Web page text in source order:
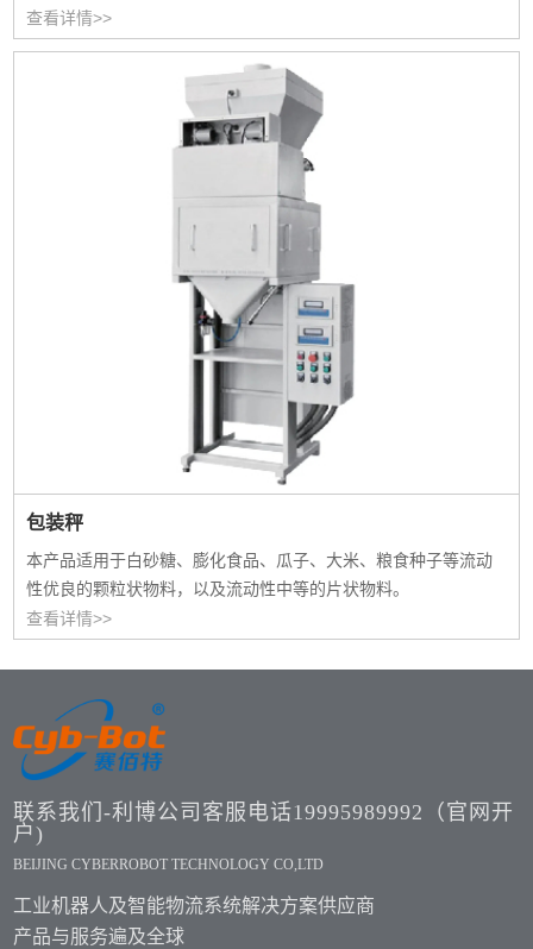
备搭载西门子 PLC 控制系统，操作简便，支持按需定制，助力食
查看详情>>
包装秤
本产品适用于白砂糖、膨化食品、瓜子、大米、粮食种子等流动
性优良的颗粒状物料，以及流动性中等的片状物料。
查看详情>>
联系我们-利博公司客服电话19995989992（官网开
户)
BEIJING CYBERROBOT TECHNOLOGY CO,LTD
工业机器人及智能物流系统解决方案供应商
产品与服务遍及全球